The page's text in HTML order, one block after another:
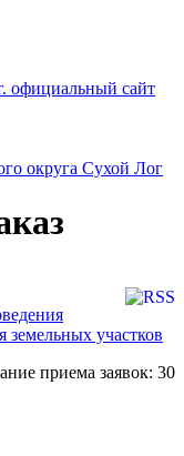
официальный сайт
округа Сухой Лог
земельных участков
приема заявок: 30